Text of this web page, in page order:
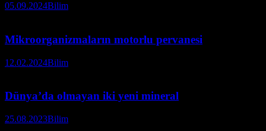
05.09.2024Bilim
Mikroorganizmaların motorlu pervanesi
12.02.2024Bilim
Dünya’da olmayan iki yeni mineral
25.08.2023Bilim